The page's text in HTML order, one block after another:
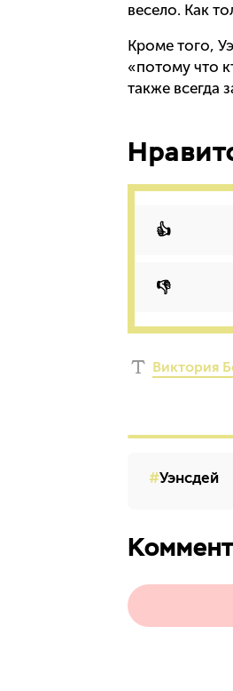
весело. Как
Кроме того,
«потому что
также всегда
👍
👎
Виктория
Уэнсдей